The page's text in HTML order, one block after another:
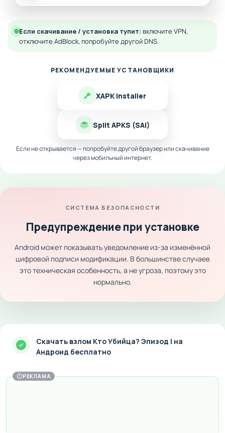
Если скачивание / установка тупит: включите VPN,
отключите AdBlock, попробуйте другой DNS.
РЕКОМЕНДУЕМЫЕ УСТАНОВЩИКИ
XAPK Installer
Split APKS (SAI)
Если не открывается — попробуйте другой браузер или скачивание
через мобильный интернет.
СИСТЕМА БЕЗОПАСНОСТИ
Предупреждение при установке
Android может показывать уведомление из-за изменённой
цифровой подписи модификации. В большинстве случаев
это техническая особенность, а не угроза, поэтому это
нормально.
Скачать взлом Кто Убийца? Эпизод I на
Андроид бесплатно
РЕКЛАМА